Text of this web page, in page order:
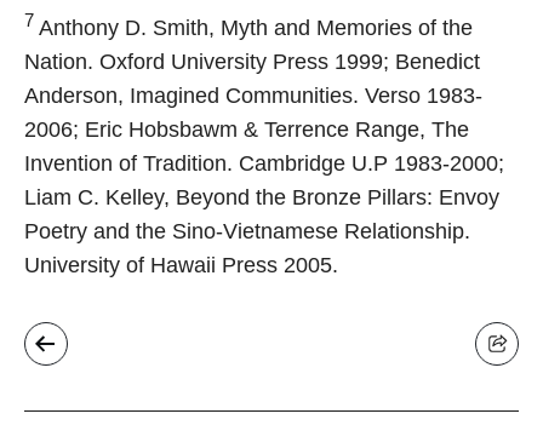
7 Anthony D. Smith, Myth and Memories of the
Nation. Oxford University Press 1999; Benedict
Anderson, Imagined Communities. Verso 1983-
2006; Eric Hobsbawm & Terrence Range, The
Invention of Tradition. Cambridge U.P 1983-2000;
Liam C. Kelley, Beyond the Bronze Pillars: Envoy
Poetry and the Sino-Vietnamese Relationship.
University of Hawaii Press 2005.